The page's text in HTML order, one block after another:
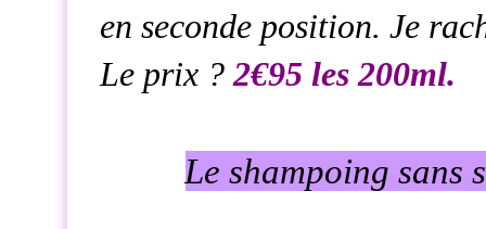
en seconde position. Je
Le prix ?2€95 les 200ml.
Le shampoing sans